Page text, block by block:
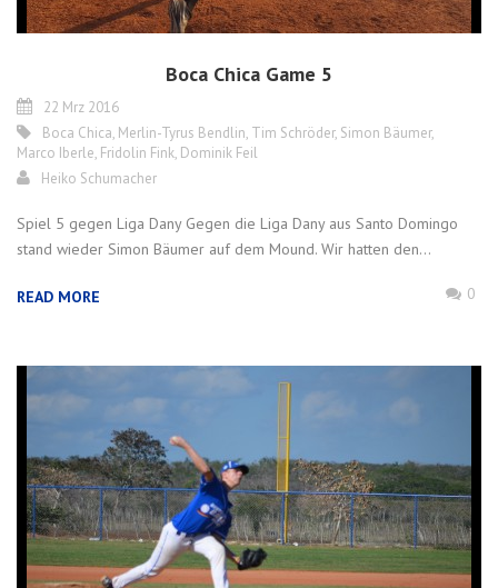
Boca Chica Game 5
22 Mrz 2016
Boca Chica, Merlin-Tyrus Bendlin, Tim Schröder, Simon Bäumer,
Marco Iberle, Fridolin Fink, Dominik Feil
Heiko Schumacher
Spiel 5 gegen Liga Dany Gegen die Liga Dany aus Santo Domingo
stand wieder Simon Bäumer auf dem Mound. Wir hatten den...
READ MORE 0